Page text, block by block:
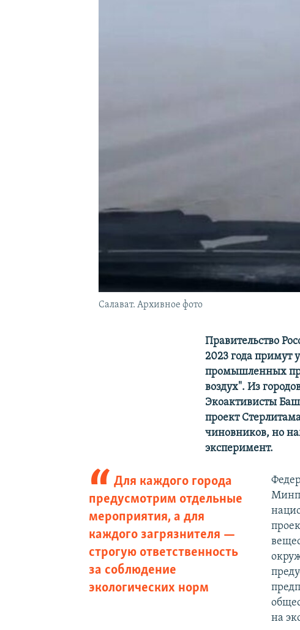
Салават. Архивное фото
Правительство
2023 года примут
промышленных
воздух". Из
Экоактивисты
проект
чиновников, но
эксперимент.
Для каждого города
предусмотрим отдельные
мероприятия, а для
каждого загрязнителя —
строгую ответственность
за соблюдение
экологических норм
на